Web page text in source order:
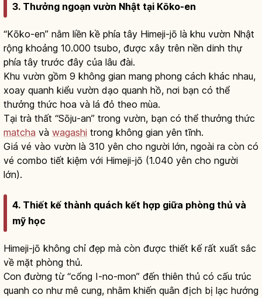
3. Thưởng ngoạn vườn Nhật tại Kōko-en
“Kōko-en” nằm liền kề phía tây Himeji-jō là khu vườn Nhật
rộng khoảng 10.000 tsubo, được xây trên nền dinh thự
phía tây trước đây của lâu đài.
Khu vườn gồm 9 không gian mang phong cách khác nhau,
xoay quanh kiểu vườn dạo quanh hồ, nơi bạn có thể
thưởng thức hoa và lá đỏ theo mùa.
Tại trà thất “Sōju-an” trong vườn, bạn có thể thưởng thức
matcha và wagashi trong không gian yên tĩnh.
Giá vé vào vườn là 310 yên cho người lớn, ngoài ra còn có
vé combo tiết kiệm với Himeji-jō (1.040 yên cho người
lớn).
4. Thiết kế thành quách kết hợp giữa phòng thủ và
mỹ học
Himeji-jō không chỉ đẹp mà còn được thiết kế rất xuất sắc
về mặt phòng thủ.
Con đường từ “cổng I-no-mon” đến thiên thủ có cấu trúc
quanh co như mê cung, nhằm khiến quân địch bị lạc hướng